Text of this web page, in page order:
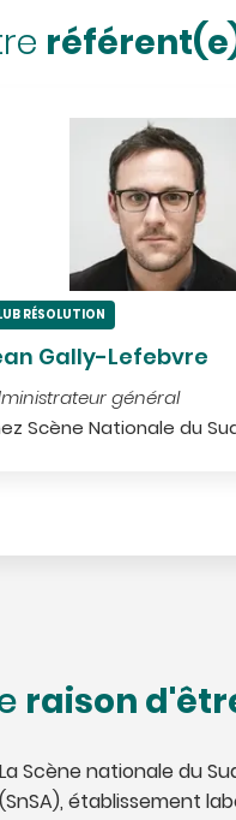
RÉSOLUTION
Gally-Lefebvre
général
Scène Nationale du
raison
La Scène nationale du
(SnSA), établissement